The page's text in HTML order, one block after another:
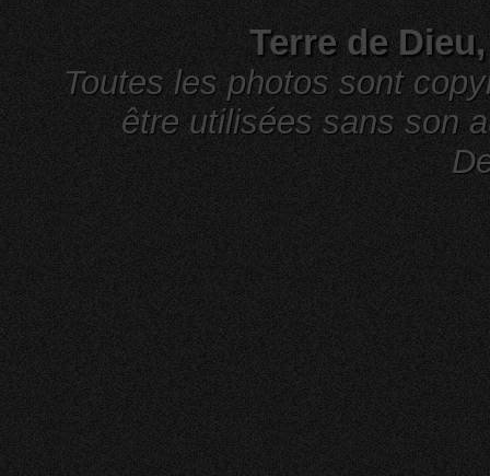
Terre de
Toutes les photos sont
être utilisées sans son